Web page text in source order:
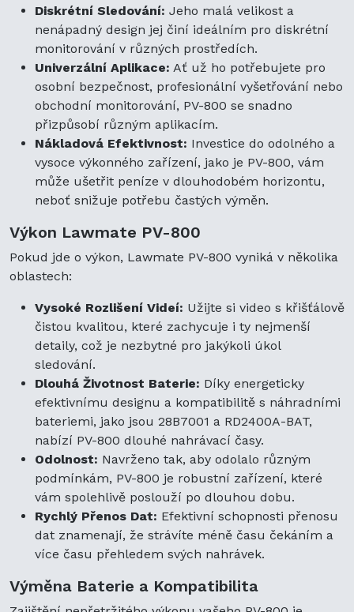
Diskrétní Sledování: Jeho malá velikost a
nenápadný design jej činí ideálním pro diskrétní
monitorování v různých prostředích.
Univerzální Aplikace: Ať už ho potřebujete pro
osobní bezpečnost, profesionální vyšetřování nebo
obchodní monitorování, PV-800 se snadno
přizpůsobí různým aplikacím.
Nákladová Efektivnost: Investice do odolného a
vysoce výkonného zařízení, jako je PV-800, vám
může ušetřit peníze v dlouhodobém horizontu,
neboť snižuje potřebu častých výměn.
Výkon Lawmate PV-800
Pokud jde o výkon, Lawmate PV-800 vyniká v několika
oblastech:
Vysoké Rozlišení Videí: Užijte si video s křišťálově
čistou kvalitou, které zachycuje i ty nejmenší
detaily, což je nezbytné pro jakýkoli úkol
sledování.
Dlouhá Životnost Baterie: Díky energeticky
efektivnímu designu a kompatibilitě s náhradními
bateriemi, jako jsou 28B7001 a RD2400A-BAT,
nabízí PV-800 dlouhé nahrávací časy.
Odolnost: Navrženo tak, aby odolalo různým
podmínkám, PV-800 je robustní zařízení, které
vám spolehlivě poslouží po dlouhou dobu.
Rychlý Přenos Dat: Efektivní schopnosti přenosu
dat znamenají, že strávíte méně času čekáním a
více času přehledem svých nahrávek.
Výměna Baterie a Kompatibilita